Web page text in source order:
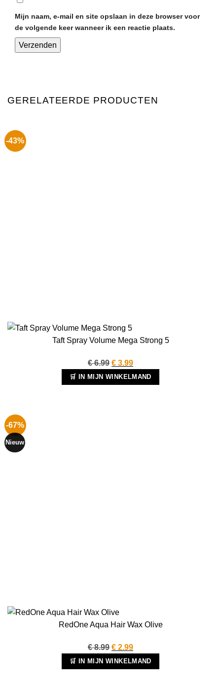
Mijn naam, e-mail en site opslaan in deze browser voor
de volgende keer wanneer ik een reactie plaats.
GERELATEERDE PRODUCTEN
-43%
Taft Spray Volume Mega Strong 5
€6.99 Oorspronkelijke
prijs
was:
€ 3.99Huidige
prijs
is:
🛒 IN MIJN WINKELMAND
-67%
Nieuw
RedOne Aqua Hair Wax Olive
€8.99 Oorspronkelijke
prijs
was:
€ 2.99Huidige
prijs
is:
🛒 IN MIJN WINKELMAND